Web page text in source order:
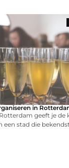
in
geeft je de
stad die